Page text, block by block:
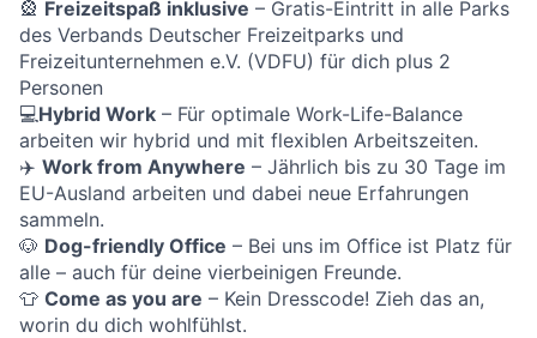
🎡 Freizeitspaß inklusive – Gratis-Eintritt in alle Parks
des Verbands Deutscher Freizeitparks und
Freizeitunternehmen e.V. (VDFU) für dich plus 2
Personen
💻Hybrid Work – Für optimale Work-Life-Balance
arbeiten wir hybrid und mit flexiblen Arbeitszeiten.
✈️ Work from Anywhere – Jährlich bis zu 30 Tage im
EU-Ausland arbeiten und dabei neue Erfahrungen
sammeln.
🐶 Dog-friendly Office – Bei uns im Office ist Platz für
alle – auch für deine vierbeinigen Freunde.
👕 Come as you are – Kein Dresscode! Zieh das an,
worin du dich wohlfühlst.